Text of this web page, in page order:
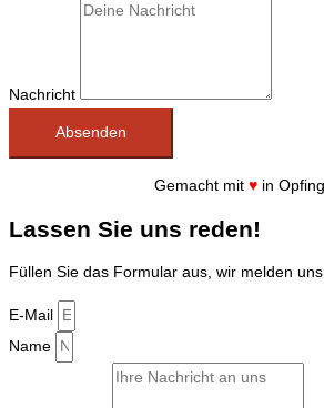
Nachricht
Absenden
Gemacht mit ♥ in
Lassen Sie uns reden!
Füllen Sie das Formular aus, wir melden
E-Mail
Name